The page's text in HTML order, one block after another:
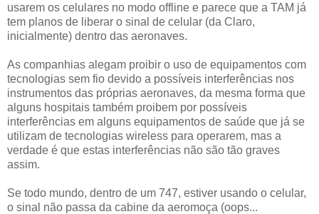
usarem os celulares no modo offline e parece que a TAM já
tem planos de liberar o sinal de celular (da Claro,
inicialmente) dentro das aeronaves.
As companhias alegam proibir o uso de equipamentos com
tecnologias sem fio devido a possíveis interferências nos
instrumentos das próprias aeronaves, da mesma forma que
alguns hospitais também proibem por possíveis
interferências em alguns equipamentos de saúde que já se
utilizam de tecnologias wireless para operarem, mas a
verdade é que estas interferências não são tão graves
assim.
Se todo mundo, dentro de um 747, estiver usando o celular,
o sinal não passa da cabine da aeromoça (oops...